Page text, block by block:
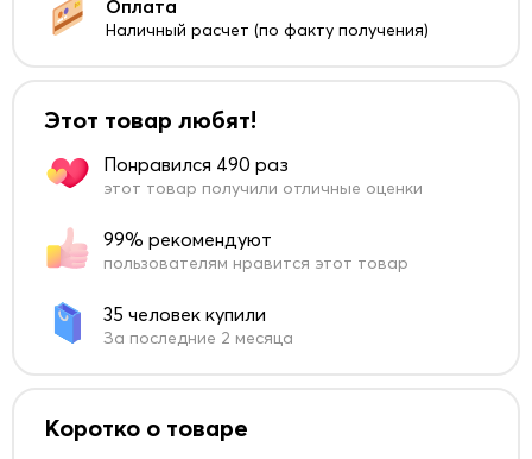
Оплата
Наличный расчет (по факту получения)
Этот товар любят!
Понравился 490 раз
этот товар получили отличные оценки
99% рекомендуют
пользователям нравится этот товар
35 человек купили
За последние 2 месяца
Коротко о товаре